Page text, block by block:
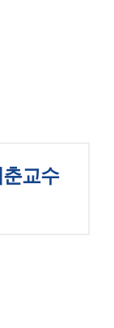
교수